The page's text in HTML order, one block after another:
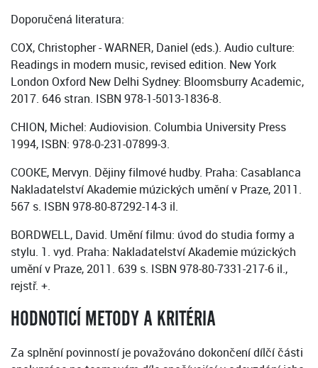
Doporučená literatura:
COX, Christopher - WARNER, Daniel (eds.). Audio culture:
Readings in modern music, revised edition. New York
London Oxford New Delhi Sydney: Bloomsburry Academic,
2017. 646 stran. ISBN 978-1-5013-1836-8.
CHION, Michel: Audiovision. Columbia University Press
1994, ISBN: 978-0-231-07899-3.
COOKE, Mervyn. Dějiny filmové hudby. Praha: Casablanca
Nakladatelství Akademie múzických umění v Praze, 2011.
567 s. ISBN 978-80-87292-14-3 il.
BORDWELL, David. Umění filmu: úvod do studia formy a
stylu. 1. vyd. Praha: Nakladatelství Akademie múzických
umění v Praze, 2011. 639 s. ISBN 978-80-7331-217-6 il.,
rejstř. +.
HODNOTICÍ METODY A KRITÉRIA
Za splnění povinností je považováno dokončení dílčí části